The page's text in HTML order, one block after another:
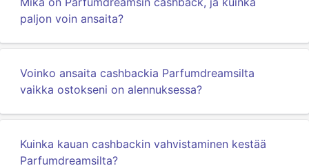
paljon voin ansaita?
Voinko ansaita cashbackia Parfumdreamsilta
vaikka ostokseni on alennuksessa?
Kuinka kauan cashbackin vahvistaminen kestää
Parfumdreamsilta?